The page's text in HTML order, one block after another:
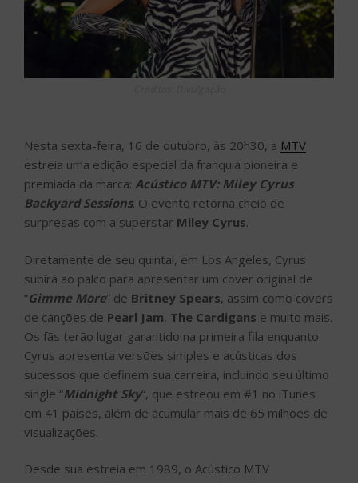
Nesta sexta-feira, 16 de outubro, às 20h30, a MTV
estreia uma edição especial da franquia pioneira e
premiada da marca: Acústico MTV: Miley Cyrus
Backyard Sessions. O evento retorna cheio de
surpresas com a superstar Miley Cyrus.
Diretamente de seu quintal, em Los Angeles, Cyrus
subirá ao palco para apresentar um cover original de
“Gimme More” de Britney Spears, assim como covers
de canções de Pearl Jam, The Cardigans e muito mais.
Os fãs terão lugar garantido na primeira fila enquanto
Cyrus apresenta versões simples e acústicas dos
sucessos que definem sua carreira, incluindo seu último
single “Midnight Sky“, que estreou em #1 no iTunes
em 41 países, além de acumular mais de 65 milhões de
visualizações.
Desde sua estreia em 1989, o Acústico MTV